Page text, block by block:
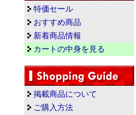
特価セール
おすすめ商品
新着商品情報
カートの中身を見る
掲載商品について
ご購入方法